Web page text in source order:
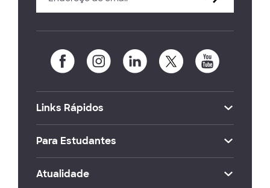
Links Rápidos
Para Estudantes
Atualidade